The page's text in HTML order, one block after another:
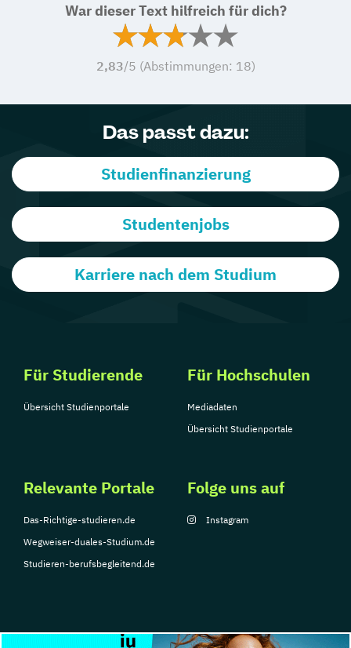
War dieser Text hilfreich für dich?
2,83/5 (Abstimmungen: 18)
Das passt dazu:
Studienfinanzierung
Studentenjobs
Karriere nach dem Studium
Für Studierende
Übersicht Studienportale
Für Hochschulen
Mediadaten
Übersicht Studienportale
Relevante Portale
Das-Richtige-studieren.de
Wegweiser-duales-Studium.de
Studieren-berufsbegleitend.de
Folge uns auf
Instagram